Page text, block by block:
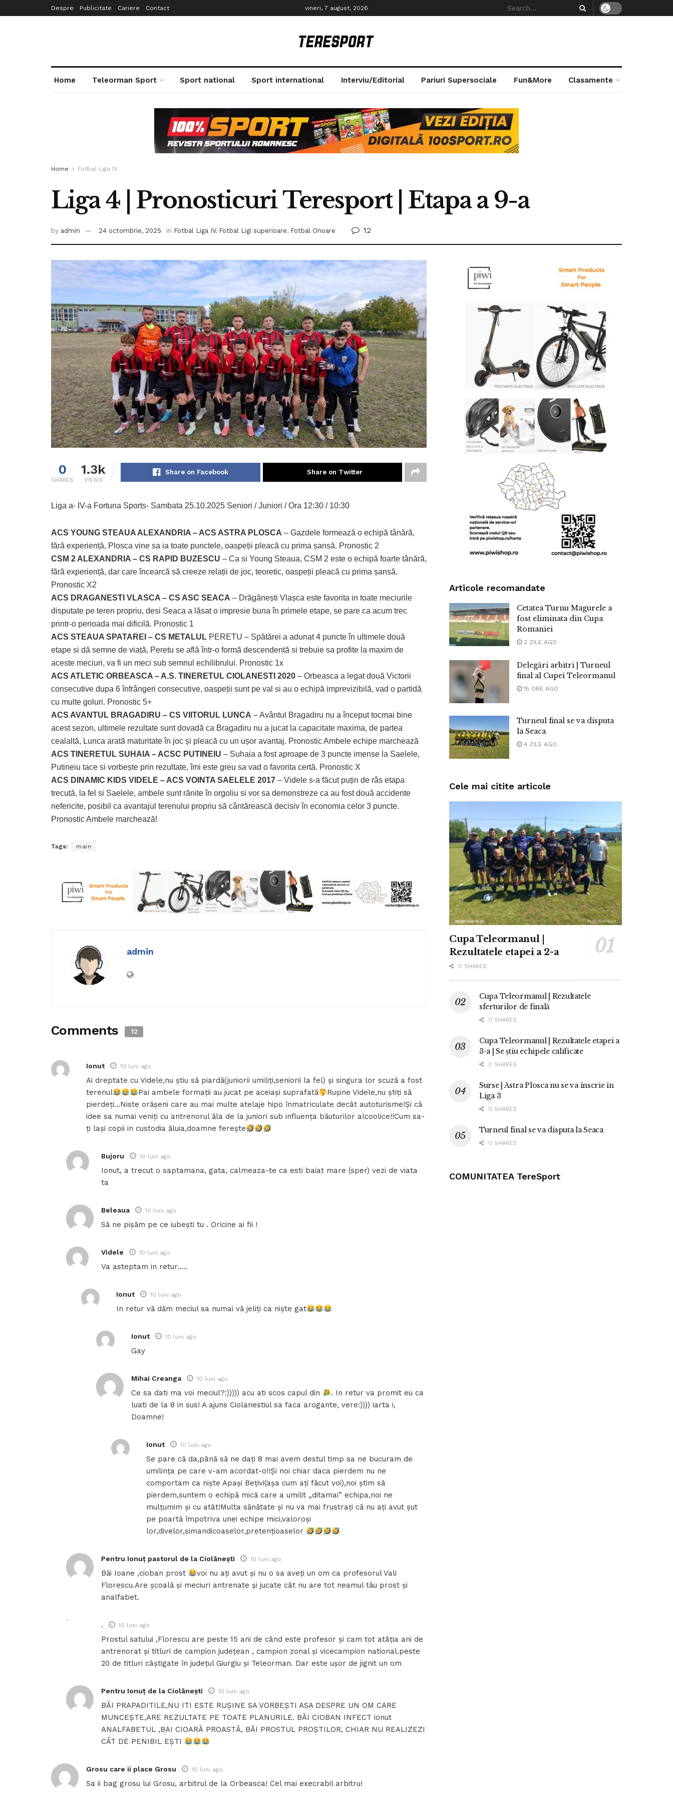
Despre Publicitate Cariere Contact vineri, 7 august, 2026
Home Teleorman Sport Sport national Sport international Interviu/Editorial Pariuri Supersociale Fun&More Clasamente
Home Fotbal Liga IV
Liga 4 | Pronosticuri Teresport | Etapa a 9-a
by admin 24 octombrie, 2025 in Fotbal Liga IV, Fotbal Ligi superioare, Fotbal Onoare 12
0
SHARES
1.3k
VIEWS
Share on Facebook Share on Twitter
Liga a- IV-a Fortuna Sports- Sambata 25.10.2025 Seniori / Juniori / Ora 12:30 / 10:30
ACS YOUNG STEAUA ALEXANDRIA – ACS ASTRA PLOSCA – Gazdele formează o echipă tânără,
fără experiență, Plosca vine sa ia toate punctele, oaspeții pleacă cu prima șansă. Pronostic 2
CSM 2 ALEXANDRIA – CS RAPID BUZESCU – Ca si Young Steaua, CSM 2 este o echipă foarte tânără,
fără experiență, dar care încearcă să creeze relații de joc, teoretic, oaspeții pleacă cu prima șansă.
Pronostic X2
ACS DRAGANESTI VLASCA – CS ASC SEACA – Drăgănești Vlașca este favorita in toate meciurile
disputate pe teren propriu, desi Seaca a lăsat o impresie buna în primele etape, se pare ca acum trec
printr-o perioada mai dificilă. Pronostic 1
ACS STEAUA SPATAREI – CS METALUL PERETU – Spătărei a adunat 4 puncte în ultimele două
etape si dă semne de viață, Peretu se află într-o formă descendentă si trebuie sa profite la maxim de
aceste meciuri, va fi un meci sub semnul echilibrului. Pronostic 1x
ACS ATLETIC ORBEASCA – A.S. TINERETUL CIOLANESTI 2020 – Orbeasca a legat două Victorii
consecutive dupa 6 înfrângeri consecutive, oaspeții sunt pe val si au o echipă imprevizibilă, vad o partidă
cu multe goluri. Pronostic 5+
ACS AVANTUL BRAGADIRU – CS VIITORUL LUNCA – Avântul Bragadiru nu a început tocmai bine
acest sezon, ultimele rezultate sunt dovadă ca Bragadiru nu a jucat la capacitate maxima, de partea
cealaltă, Lunca arată maturitate în joc și pleacă cu un ușor avantaj. Pronostic Ambele echipe marchează
ACS TINERETUL SUHAIA – ACSC PUTINEIU – Suhaia a fost aproape de 3 puncte imense la Saelele,
Putineiu tace si vorbește prin rezultate, îmi este greu sa vad o favorita certă. Pronostic X
ACS DINAMIC KIDS VIDELE – ACS VOINTA SAELELE 2017 – Videle s-a făcut puțin de râs etapa
trecută, la fel si Saelele, ambele sunt rănite în orgoliu si vor sa demonstreze ca au fost două accidente
nefericite, posibil ca avantajul terenului propriu să cântărească decisiv în economia celor 3 puncte.
Pronostic Ambele marchează!
Tags: main
admin
Comments 12
Ionut 10 luni ago
Ai dreptate cu Videle,nu știu să piardă(juniorii umiliți,seniorii la fel) și singura lor scuză a fost
terenul
Pai ambele formații au jucat pe aceiași suprafată
Rușine Videle,nu știți să
pierdeți…Niste orășeni care au mai multe atelaje hipo înmatriculate decât autoturisme!Și că
idee sa numai veniți cu antrenorul ăla de la juniori sub influența băuturilor alcoolice!!Cum sa-
ți lași copii in custodia ăluia,doamne ferește
Bujoru 10 luni ago
Ionut, a trecut o saptamana, gata, calmeaza-te ca esti baiat mare (sper) vezi de viata
ta
Beleaua 10 luni ago
Să ne pișăm pe ce iubești tu . Oricine ai fii !
Videle 10 luni ago
Va asteptam in retur…..
Ionut 10 luni ago
In retur vă dăm meciul sa numai vă jeliți ca niște gat
Ionut 10 luni ago
Gay
Mihai Creanga 10 luni ago
Ce sa dati ma voi meciul?:))))) acu ati scos capul din
. In retur va promit eu ca
luati de la 8 in sus! A ajuns Ciolanestiul sa faca arogante, vere:)))) iarta i,
Doamne!
Ionut 10 luni ago
Se pare că da,până să ne dați 8 mai avem destul timp sa ne bucuram de
umilința pe care v-am acordat-o!!Și noi chiar daca pierdem nu ne
comportam ca niște Apași Bețivi(așa cum ați făcut voi),noi știm să
pierdem,suntem o echipă mică care a umilit „ditamai” echipa,noi ne
mulțumim și cu atât!Multa sănătate și nu va mai frustrați că nu ați avut șut
pe poartă împotriva unei echipe mici,valoroși
lor,divelor,simandicoaselor,pretențioaselor
Pentru Ionuț pastorul de la Ciolănești 10 luni ago
Băi Ioane ,cioban prost
voi nu ați avut și nu o sa aveți un om ca profesorul Vali
Florescu.Are școală și meciuri antrenate și jucate cât nu are tot neamul tău prost și
analfabet.
. 10 luni ago
Prostul satului ,Florescu are peste 15 ani de când este profesor și cam tot atâția ani de
antrenorat și titluri de campion județean , campion zonal și vicecampion national.peste
20 de titluri câștigate în județul Giurgiu și Teleorman. Dar este ușor de jignit un om
Pentru Ionuț de la Ciolănești 10 luni ago
BĂI PRAPADITILE,NU ITI ESTE RUȘINE SA VORBEȘTI ASA DESPRE UN OM CARE
MUNCEȘTE,ARE REZULTATE PE TOATE PLANURILE. BĂI CIOBAN INFECT ionut
ANALFABETUL ,BAI CIOARĂ PROASTĂ, BĂI PROSTUL PROȘTILOR, CHIAR NU REALIZEZI
CÂT DE PENIBIL EȘTI
Grosu care ii place Grosu 10 luni ago
Sa ii bag grosu lui Grosu, arbitrul de la Orbeasca! Cel mai execrabil arbitru!
Articole recomandate
Cetatea Turnu Magurele a
fost eliminata din Cupa
Romaniei
2 ZILE AGO
Delegări arbitri | Turneul
final al Cupei Teleormanul
15 ORE AGO
Turneul final se va disputa
la Seaca
4 ZILE AGO
Cele mai citite articole
Cupa Teleormanul |
Rezultatele etapei a 2-a
0 SHARES
Cupa Teleormanul | Rezultatele
sferturilor de finală
0 SHARES
Cupa Teleormanul | Rezultatele etapei a
3-a | Se știu echipele calificate
0 SHARES
Surse | Astra Plosca nu se va înscrie în
Liga 3
0 SHARES
Turneul final se va disputa la Seaca
0 SHARES
COMUNITATEA TereSport